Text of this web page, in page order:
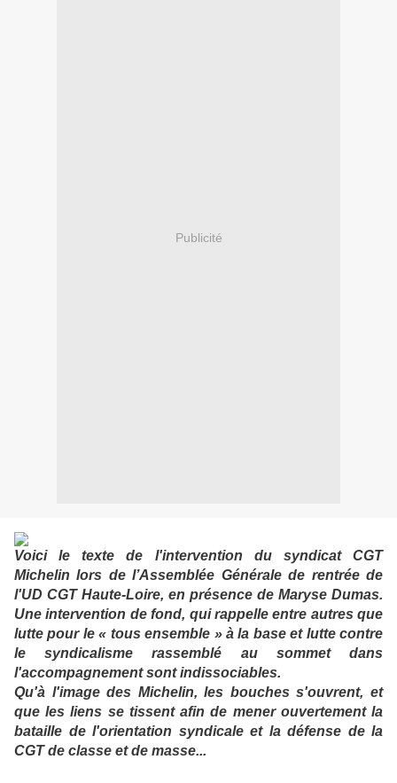
Publicité
Voici le texte de l'intervention du syndicat CGT
Michelin lors de l’Assemblée Générale de rentrée de
l'UD CGT Haute-Loire, en présence de Maryse Dumas.
Une intervention de fond, qui rappelle entre autres que
lutte pour le « tous ensemble » à la base et lutte contre
le syndicalisme rassemblé au sommet dans
l'accompagnement sont indissociables.
Qu'à l'image des Michelin, les bouches s'ouvrent, et
que les liens se tissent afin de mener ouvertement la
bataille de l'orientation syndicale et la défense de la
CGT de classe et de masse...